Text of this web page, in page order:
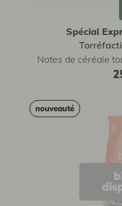
Spécial
Notes de céréale
nouveauté
nouveauté